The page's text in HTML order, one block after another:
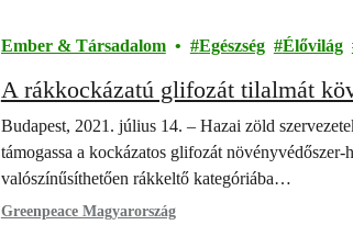
Ember & Társadalom Egészség Élővilág
A rákkockázatú glifozát tilalmát
Budapest, 2021. július 14. – Hazai zöld
támogassa a kockázatos glifozát
valószínűsíthetően rákkeltő kategóriába…
Greenpeace Magyarország